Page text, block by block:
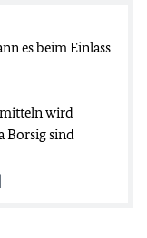
es beim Einlass
wird
Borsig sind